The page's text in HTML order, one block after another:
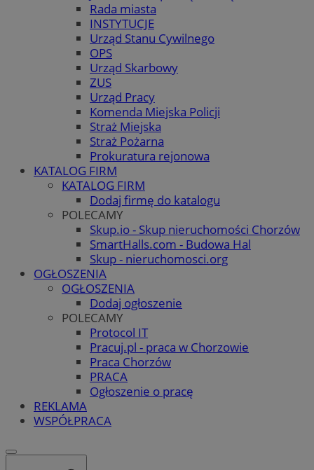
Rada miasta
INSTYTUCJE
Urząd Stanu Cywilnego
OPS
Urząd Skarbowy
ZUS
Urząd Pracy
Komenda Miejska Policji
Straż Miejska
Straż Pożarna
Prokuratura rejonowa
KATALOG FIRM
KATALOG FIRM
Dodaj firmę do katalogu
POLECAMY
Skup.io - Skup nieruchomości Chorzów
SmartHalls.com - Budowa Hal
Skup - nieruchomosci.org
OGŁOSZENIA
OGŁOSZENIA
Dodaj ogłoszenie
POLECAMY
Protocol IT
Pracuj.pl - praca w Chorzowie
Praca Chorzów
PRACA
Ogłoszenie o pracę
REKLAMA
WSPÓŁPRACA